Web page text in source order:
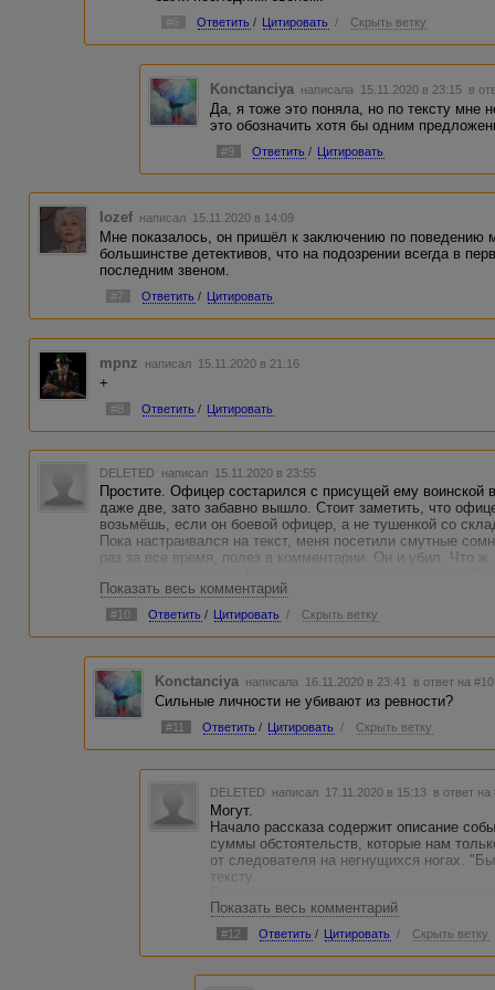
#6 Ответить / Цитировать / Скрыть ветку
Konctanciya написала 15.11.2020 в 23:15 в
Да, я тоже это поняла, но по тексту мне
это обозначить хотя бы одним
#9 Ответить / Цитировать
Iozef написал 15.11.2020 в 14:09
Мне показалось, он пришёл к заключению по поведению
большинстве детективов, что на подозрении всегда в
последним звеном.
#7 Ответить / Цитировать
mpnz написал 15.11.2020 в 21:16
+
#8 Ответить / Цитировать
DELETED написал 15.11.2020 в 23:55
Простите. Офицер состарился с присущей ему воинской
даже две, зато забавно вышло. Стоит заметить, что
возьмёшь, если он боевой офицер, а не тушенкой со
Пока настраивался на текст, меня посетили смутные
раз за все время, полез в комментарии. Он и убил. Что
обстоятельства намекают на сильную личность. Не
Показать весь комментарий
#10 Ответить / Цитировать / Скрыть ветку
Konctanciya написала 16.11.2020 в 23:41 в ответ на #10
Сильные личности не убивают из ревности?
#11 Ответить / Цитировать / Скрыть ветку
DELETED написал 17.11.2020 в 15:13 в ответ на
Могут.
Начало рассказа содержит описание
суммы обстоятельств, которые нам
от следователя на негнущихся ногах.
тексту.
то дальше требуется либо "научное"
легенды. На основании этого допущения
оказаться бывшим офицером, а,
близко. Но у нас же не реальная
Отзыв писал как один из, глаз
Показать весь комментарий
#12 Ответить / Цитировать / Скрыть ветку